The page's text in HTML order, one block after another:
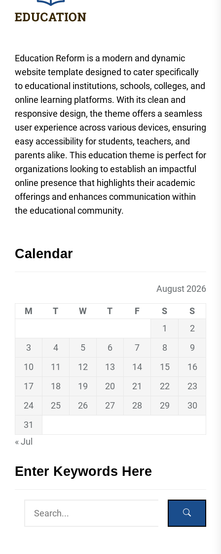
Education Reform is a modern and dynamic
website template designed to cater specifically
to educational institutions, schools, colleges, and
online learning platforms. With its clean and
responsive design, the theme offers a seamless
user experience across various devices, ensuring
easy accessibility for students, teachers, and
parents alike. This education theme is perfect for
organizations looking to establish an impactful
online presence that highlights their academic
offerings and enhances communication within
the educational community.
Calendar
August 2026
M T W T F S
S
1
2
3
4 5 6 7 8
9
10
11 12 13 14 15
16
17
18 19 20 21 22
23
24
25 26 27 28 29
30
31
« Jul
Enter Keywords Here